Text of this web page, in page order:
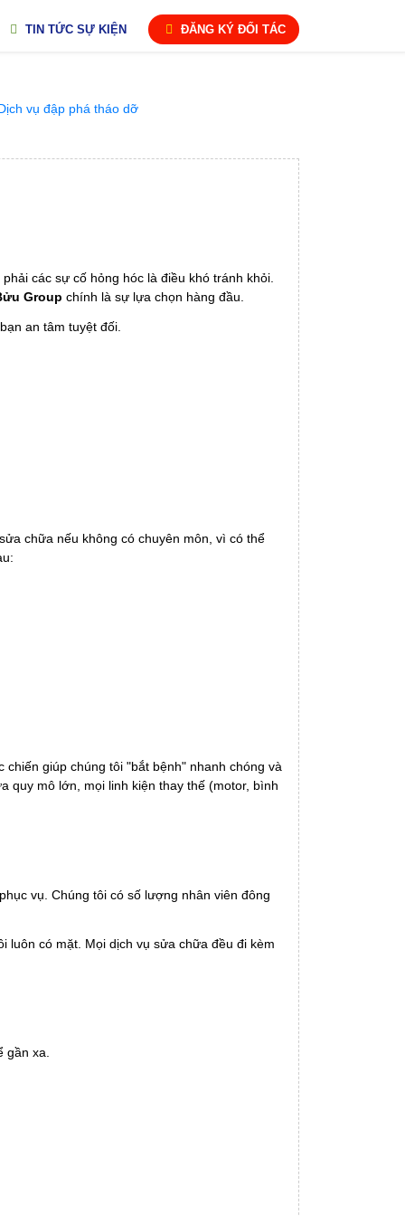
TIN TỨC SỰ KIỆN ĐĂNG KÝ ĐỐI TÁC
các sự cố hỏng hóc là điều khó tránh khỏi.
Group chính là sự lựa chọn hàng đầu.
an tâm tuyệt đối.
chữa nếu không có chuyên môn, vì có thể
giúp chúng tôi "bắt bệnh" nhanh chóng và
quy mô lớn, mọi linh kiện thay thế (motor, bình
vụ. Chúng tôi có số lượng nhân viên đông
luôn có mặt. Mọi dịch vụ sửa chữa đều đi kèm
xa.